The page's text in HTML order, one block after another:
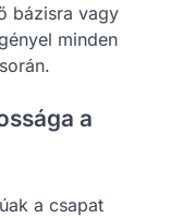
bázisra vagy
minden
a
a csapat